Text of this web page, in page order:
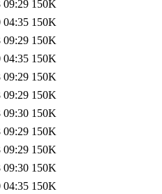
09:29 150K
04:35 150K
09:29 150K
04:35 150K
09:29 150K
09:29 150K
09:30 150K
09:29 150K
09:29 150K
09:30 150K
04:35 150K